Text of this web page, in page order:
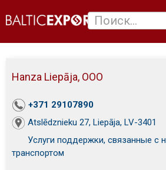
Hanza Liepāja, ООО
+371 29107890
Atslēdznieku 27, Liepāja, LV-3401
Услуги поддержки, связанные с
транспортом